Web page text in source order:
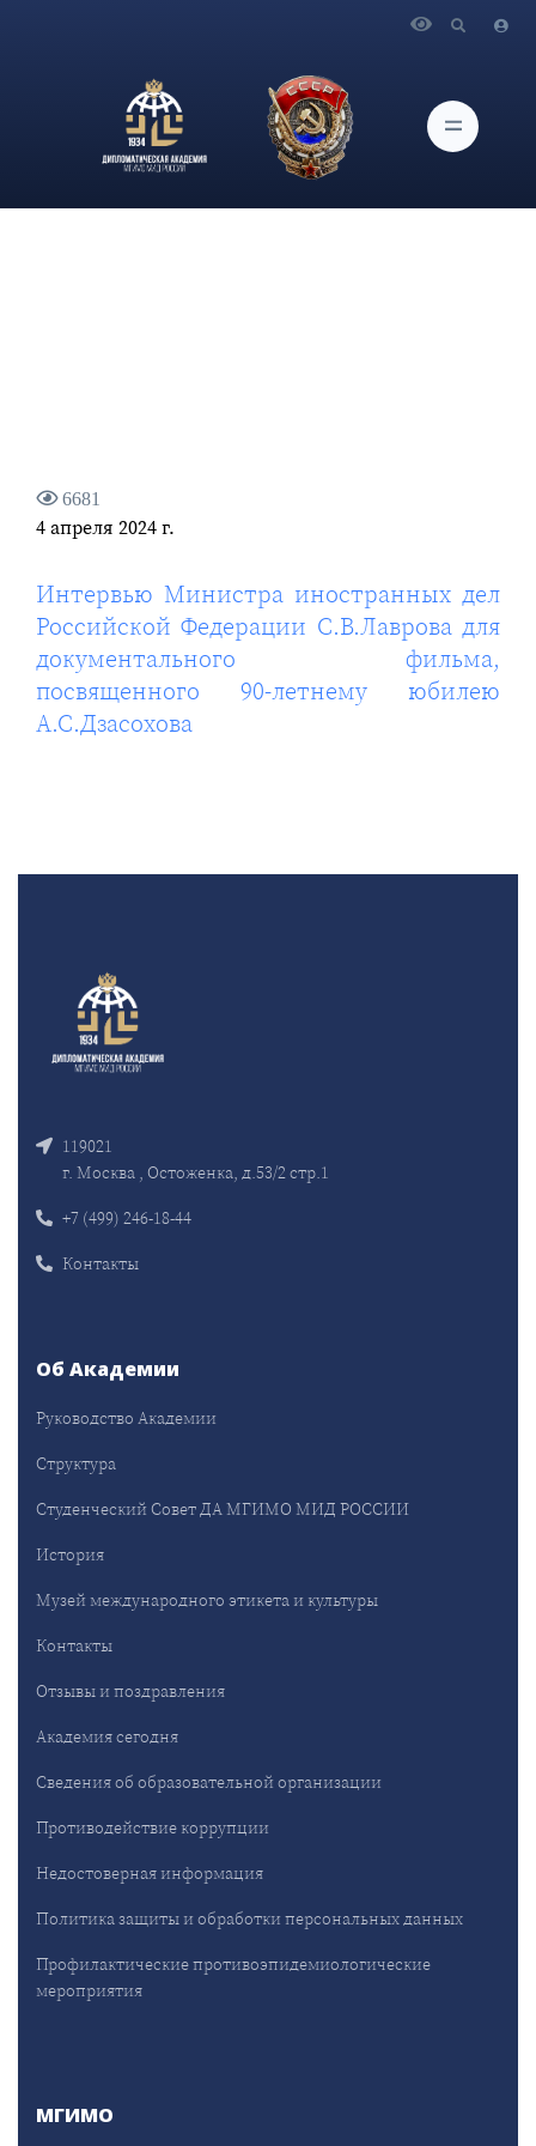
Федерации С.В.Лаврова для документального фильма,
посвященного 90-летнему юбилею А.С.Дзасохова
6681
4 апреля 2024 г.
Интервью Министра иностранных дел
Российской Федерации С.В.Лаврова для
документального фильма,
посвященного 90-летнему юбилею
А.С.Дзасохова
119021
г. Москва , Остоженка, д.53/2 стр.1
+7 (499) 246-18-44
Контакты
Об Академии
Руководство Академии
Структура
Студенческий Совет ДА МГИМО МИД РОССИИ
История
Музей международного этикета и культуры
Контакты
Отзывы и поздравления
Академия сегодня
Сведения об образовательной организации
Противодействие коррупции
Недостоверная информация
Политика защиты и обработки персональных данных
Профилактические противоэпидемиологические
мероприятия
МГИМО